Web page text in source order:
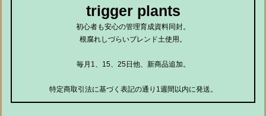
trigger plants
初心者も安心の管理育成資料同封。
根腐れしづらいブレンド土使用。
毎月1、15、25日他、新商品追加。
特定商取引法に基づく表記の通り1週間以内に発送。